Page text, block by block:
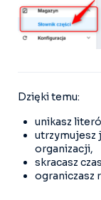
Dzięki temu:
unikasz
utrzymujesz
organizacji,
skracasz
ograniczasz